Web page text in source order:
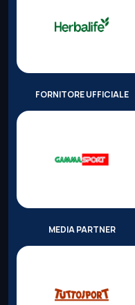
FORNITORE UFFICIALE
MEDIA PARTNER